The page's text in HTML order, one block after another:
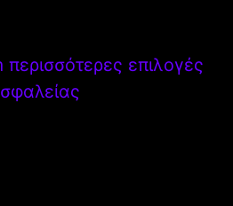
περισσότερες επιλογές